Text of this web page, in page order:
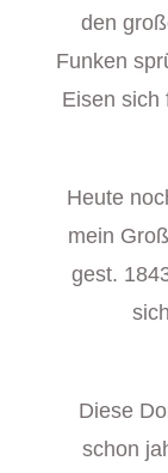
den
Funken
Eisen sich
Heute
mein
gest.
Diese
schon